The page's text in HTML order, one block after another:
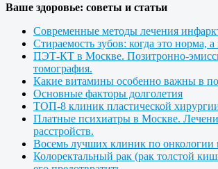
Ваше здоровье: советы и статьи
Современные методы лечения
Стираемость зубов: когда это норма, а
ПЭТ-КТ в Москве. Позитронно-
томография.
Какие витамины особенно важны в
Основные факторы долголетия
ТОП-8 клиник пластической
Платные психиатры в Москве.
расстройств.
Восемь лучших клиник по онкологии
Колоректальный рак (рак толстой